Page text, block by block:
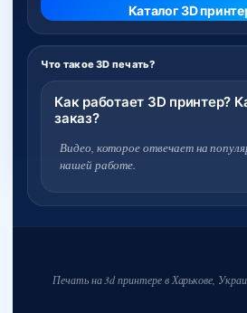
Каталог 3D
Что такое 3D печать?
Как работает 3D принтер?
заказ?
Видео, которое отвечает на
нашей работе.
Печать на 3d принтере в Харькове,